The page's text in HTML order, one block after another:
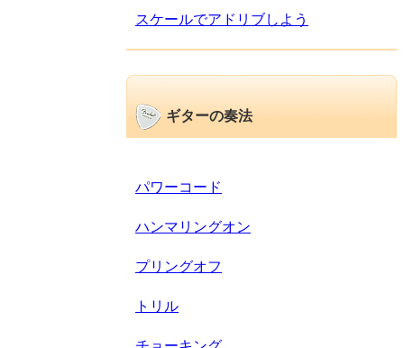
スケールでアドリブしよう
ギターの奏法
パワーコード
ハンマリングオン
プリングオフ
トリル